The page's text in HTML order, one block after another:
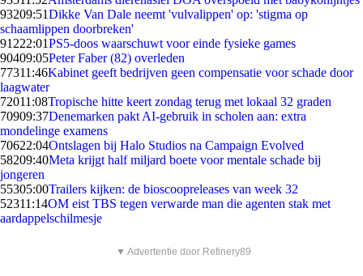
93209:51Dikke Van Dale neemt 'vulvalippen' op: 'stigma op
schaamlippen doorbreken'
91222:01PS5-doos waarschuwt voor einde fysieke games
90409:05Peter Faber (82) overleden
77311:46Kabinet geeft bedrijven geen compensatie voor schade door
laagwater
72011:08Tropische hitte keert zondag terug met lokaal 32 graden
70909:37Denemarken pakt AI-gebruik in scholen aan: extra
mondelinge examens
70622:04Ontslagen bij Halo Studios na Campaign Evolved
58209:40Meta krijgt half miljard boete voor mentale schade bij
jongeren
55305:00Trailers kijken: de bioscoopreleases van week 32
52311:14OM eist TBS tegen verwarde man die agenten stak met
aardappelschilmesje
▼ Advertentie door Refinery89